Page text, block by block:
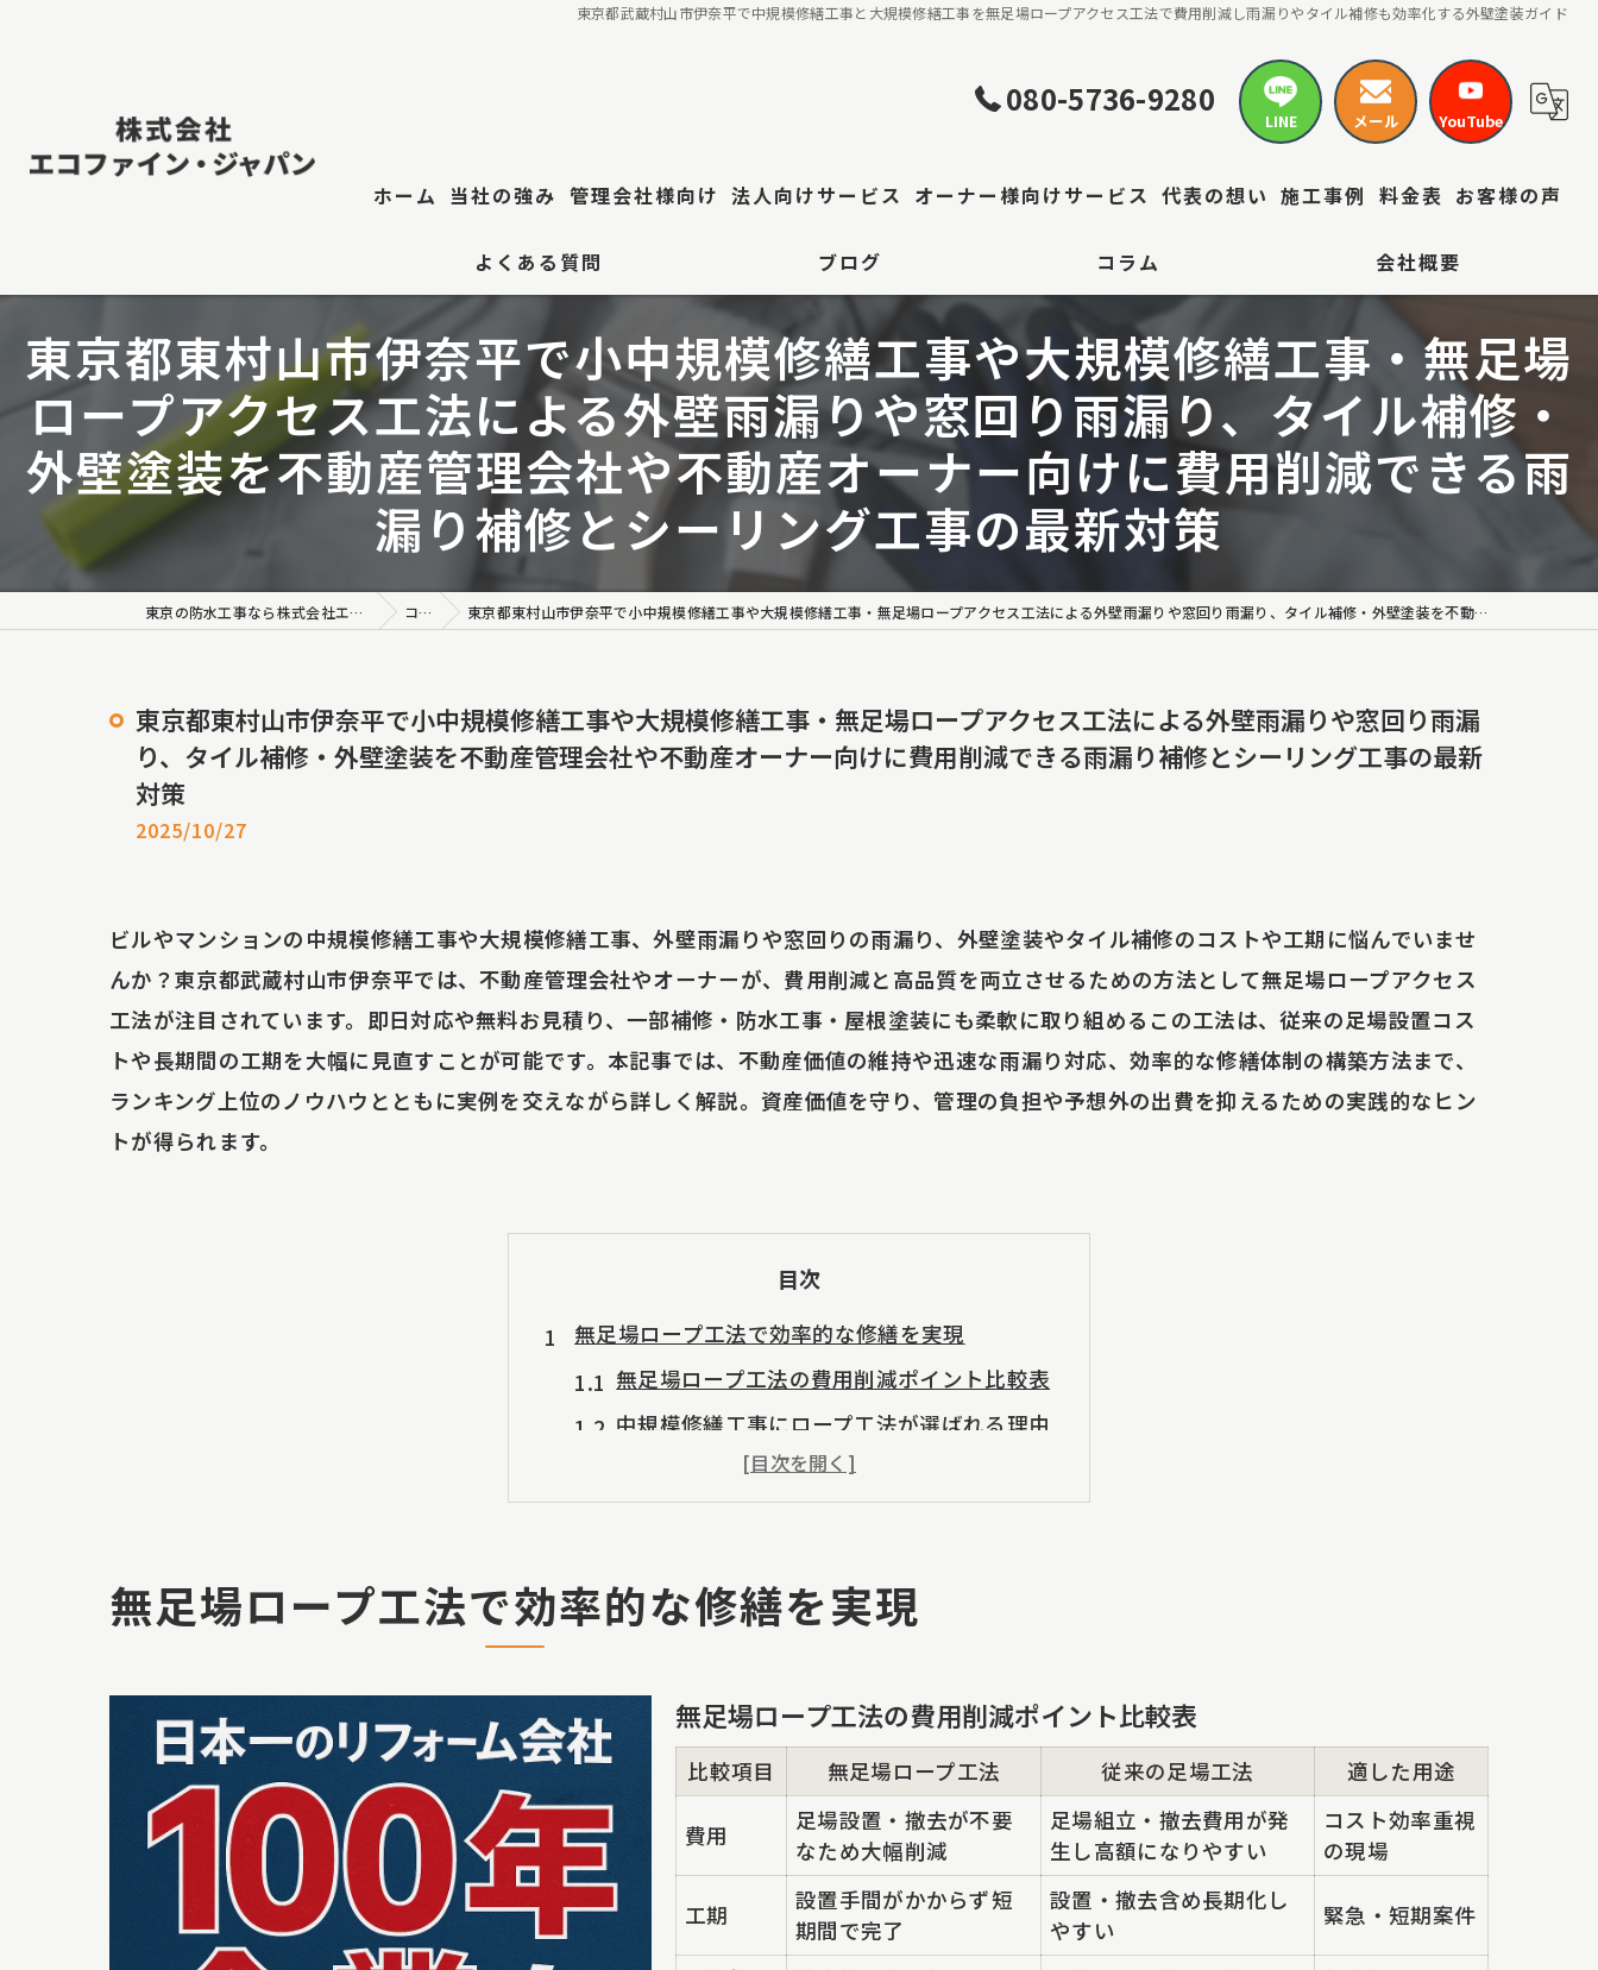
東京都武蔵村山市伊奈平で中規模修繕工事と大規模修繕工事を無足場ロープアクセス工法で費用削減し雨漏りやタイル補修も効率化する外壁塗装ガイド
080-5736-9280
LINE メール YouTube
ホーム 当社の強み
防水工事
江東区 防水工事
屋根塗装
外壁塗装
ロープアクセス工法
雨漏り修理
雨樋工事
内装塗装
管理会社様向け 法人向けサービス オーナー様向けサービス 代表の想い 施工事例 料金表 お客様の声
よくある質問 ブログ コラム 会社概要
東京都東村山市伊奈平で小中規模修繕工事や大規模修繕工事・無足場
ロープアクセス工法による外壁雨漏りや窓回り雨漏り、タイル補修・
外壁塗装を不動産管理会社や不動産オーナー向けに費用削減できる雨
漏り補修とシーリング工事の最新対策
東京の防水工事なら株式会社エコファイン・ジャパン コラム 東京都東村山市伊奈平で小中規模修繕工事や大規模修繕工事・無足場ロープアクセス工法による外壁雨漏りや窓回り雨漏り、タイル補修・外壁塗装を不動産管理会社や不動産オーナー向けに費用削減できる雨漏り補修とシーリング工事の最新対策
東京都東村山市伊奈平で小中規模修繕工事や大規模修繕工事・無足場ロープアクセス工法による外壁雨漏りや窓回り雨漏
り、タイル補修・外壁塗装を不動産管理会社や不動産オーナー向けに費用削減できる雨漏り補修とシーリング工事の最新
対策
2025/10/27
ビルやマンションの中規模修繕工事や大規模修繕工事、外壁雨漏りや窓回りの雨漏り、外壁塗装やタイル補修のコストや工期に悩んでいませ
んか？東京都武蔵村山市伊奈平では、不動産管理会社やオーナーが、費用削減と高品質を両立させるための方法として無足場ロープアクセス
工法が注目されています。即日対応や無料お見積り、一部補修・防水工事・屋根塗装にも柔軟に取り組めるこの工法は、従来の足場設置コス
トや長期間の工期を大幅に見直すことが可能です。本記事では、不動産価値の維持や迅速な雨漏り対応、効率的な修繕体制の構築方法まで、
ランキング上位のノウハウとともに実例を交えながら詳しく解説。資産価値を守り、管理の負担や予想外の出費を抑えるための実践的なヒン
トが得られます。
目次
無足場ロープ工法で効率的な修繕を実現
無足場ロープ工法の費用削減ポイント比較表
中規模修繕工事にロープ工法が選ばれる理由
即日対応が可能な大規模修繕工事の進め方
中規模・大規模修繕工事に最適な雨漏り対策法
窓回り雨漏りに強い修繕工事の選び方
タイル補修と防水工事の実践ポイント
大規模修繕工事でコストを抑える秘訣
外壁塗装がもたらす雨漏り防止効果
費用削減を叶える外壁塗装の新提案
外壁塗装費用の相場と削減法を徹底比較
無足場ロープ工法で効率的な修繕を実現
無足場ロープ工法の費用削減ポイント比較表
比較項目 無足場ロープ工法 従来の足場工法 適した用途
費用
足場設置・撤去が不要
なため大幅削減
足場組立・撤去費用が発
生し高額になりやすい
コスト効率重視
の現場
工期
設置手間がかからず短
期間で完了
設置・撤去含め長期化し
やすい
緊急・短期案件